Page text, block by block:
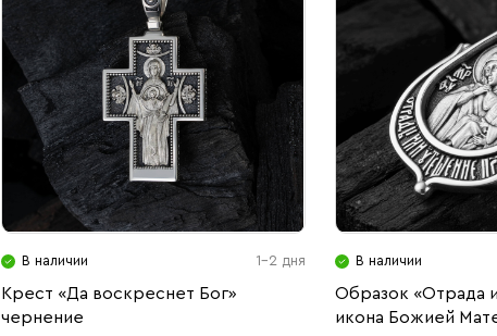
В наличии 1-2 дня
Крест «Да воскреснет Бог»
чернение
В наличии
Образок «Отрада
икона Божией